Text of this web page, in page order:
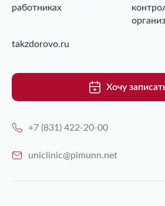
работниках
takzdorovo.ru
Хочу
+7 (831) 422-20-00
uniclinic@pimunn.net